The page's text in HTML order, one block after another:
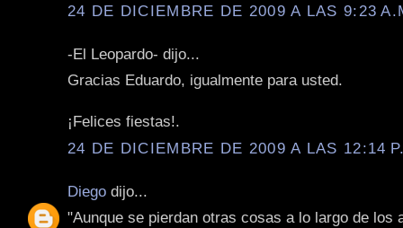
24 DE DICIEMBRE DE 2009 A LAS 9:23
-El Leopardo- dijo...
Gracias Eduardo, igualmente para usted.
¡Felices fiestas!.
24 DE DICIEMBRE DE 2009 A LAS 12:14
Diego dijo...
"Aunque se pierdan otras cosas a lo largo de los